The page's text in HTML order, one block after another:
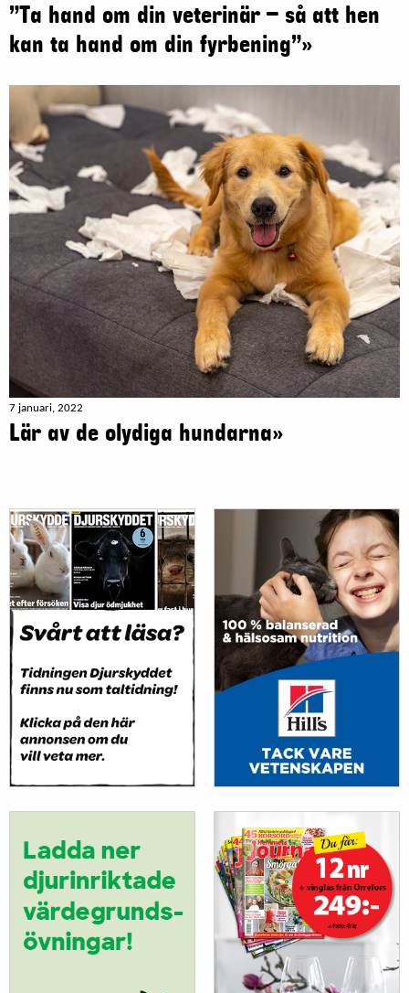
”Ta hand om din veterinär – så att hen
kan ta hand om din fyrbening”»
7 januari, 2022
Lär av de olydiga hundarna»